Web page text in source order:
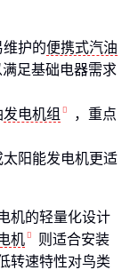
护的便携式汽油
足基础电器需求
发电机组
，重点
阳能发电机更适
机的轻量化设计
机
则适合安装
转速特性对鸟类